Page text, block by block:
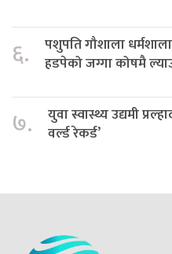
६.
पशुपति गौशाला
हडपेको जग्गा कोषमै
७.
युवा स्वास्थ्य उद्यमी
वर्ल्ड रेकर्ड’